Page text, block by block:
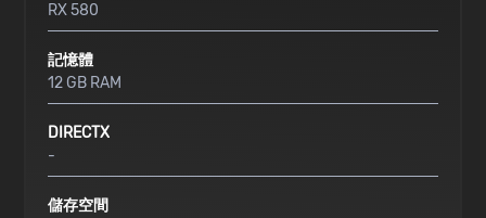
RX 580
記憶體
12 GB RAM
DIRECTX
-
儲存空間